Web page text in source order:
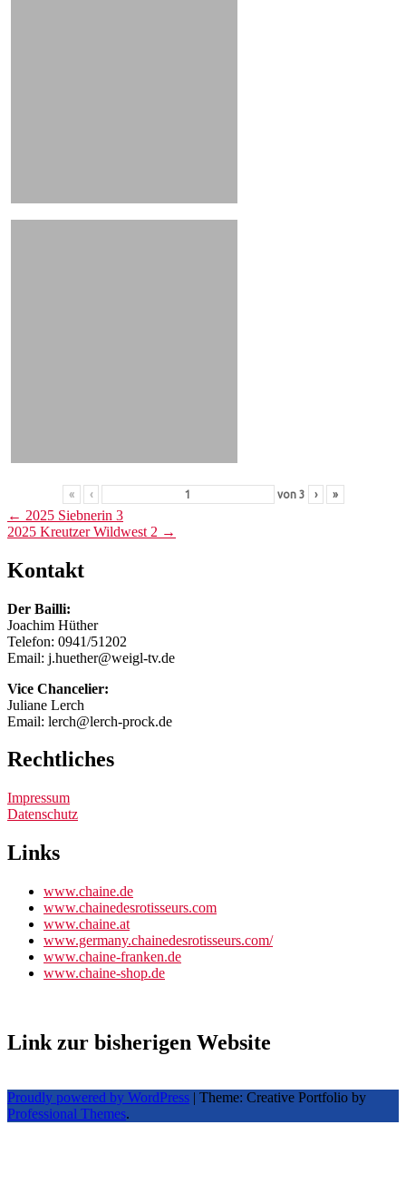
« ‹ von 3 › »
Post
navigation
← 2025 Siebnerin 3
2025 Kreutzer Wildwest 2 →
Kontakt
Der Bailli:
Joachim Hüther
Telefon: 0941/51202
Email: j.huether@weigl-tv.de
Vice Chancelier:
Juliane Lerch
Email: lerch@lerch-prock.de
Rechtliches
Impressum
Datenschutz
Links
www.chaine.de
www.chainedesrotisseurs.com
www.chaine.at
www.germany.chainedesrotisseurs.com/
www.chaine-franken.de
www.chaine-shop.de
Link zur bisherigen Website
Proudly powered by WordPress | Theme: Creative Portfolio by
Professional Themes.